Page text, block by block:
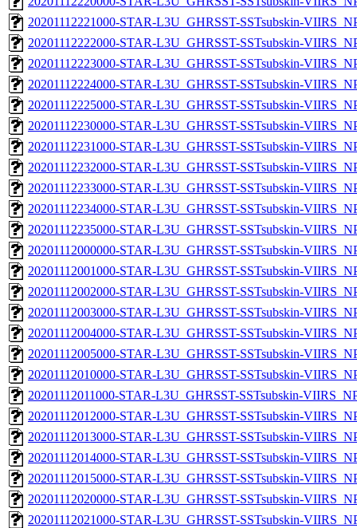
20201112221000-STAR-L3U_GHRSST-SSTsubskin-
20201112222000-STAR-L3U_GHRSST-SSTsubskin-
20201112223000-STAR-L3U_GHRSST-SSTsubskin-
20201112224000-STAR-L3U_GHRSST-SSTsubskin-
20201112225000-STAR-L3U_GHRSST-SSTsubskin-
20201112230000-STAR-L3U_GHRSST-SSTsubskin-
20201112231000-STAR-L3U_GHRSST-SSTsubskin-
20201112232000-STAR-L3U_GHRSST-SSTsubskin-
20201112233000-STAR-L3U_GHRSST-SSTsubskin-
20201112234000-STAR-L3U_GHRSST-SSTsubskin-
20201112235000-STAR-L3U_GHRSST-SSTsubskin-
20201112000000-STAR-L3U_GHRSST-SSTsubskin-
20201112001000-STAR-L3U_GHRSST-SSTsubskin-
20201112002000-STAR-L3U_GHRSST-SSTsubskin-
20201112003000-STAR-L3U_GHRSST-SSTsubskin-
20201112004000-STAR-L3U_GHRSST-SSTsubskin-
20201112005000-STAR-L3U_GHRSST-SSTsubskin-
20201112010000-STAR-L3U_GHRSST-SSTsubskin-
20201112011000-STAR-L3U_GHRSST-SSTsubskin-
20201112012000-STAR-L3U_GHRSST-SSTsubskin-
20201112013000-STAR-L3U_GHRSST-SSTsubskin-
20201112014000-STAR-L3U_GHRSST-SSTsubskin-
20201112015000-STAR-L3U_GHRSST-SSTsubskin-
20201112020000-STAR-L3U_GHRSST-SSTsubskin-
20201112021000-STAR-L3U_GHRSST-SSTsubskin-